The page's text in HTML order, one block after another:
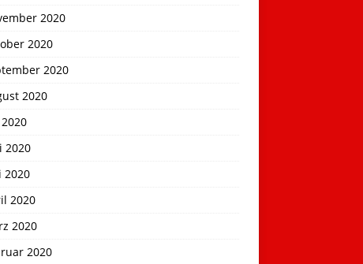
2020
2020
2020
2020
2020
2020
2020
2020
2020